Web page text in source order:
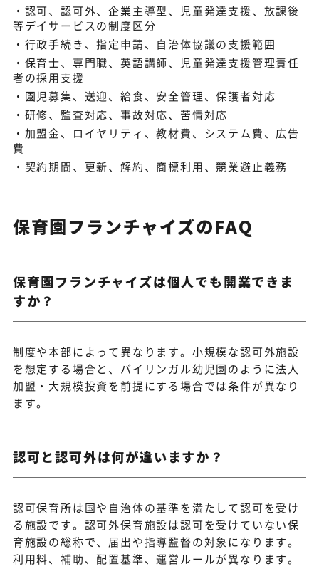
認可、認可外、企業主導型、児童発達支援、放課後
等デイサービスの制度区分
行政手続き、指定申請、自治体協議の支援範囲
保育士、専門職、英語講師、児童発達支援管理責任
者の採用支援
園児募集、送迎、給食、安全管理、保護者対応
研修、監査対応、事故対応、苦情対応
加盟金、ロイヤリティ、教材費、システム費、広告
費
契約期間、更新、解約、商標利用、競業避止義務
保育園フランチャイズのFAQ
保育園フランチャイズは個人でも開業できま
すか？
制度や本部によって異なります。小規模な認可外施設
を想定する場合と、バイリンガル幼児園のように法人
加盟・大規模投資を前提にする場合では条件が異なり
ます。
認可と認可外は何が違いますか？
認可保育所は国や自治体の基準を満たして認可を受け
る施設です。認可外保育施設は認可を受けていない保
育施設の総称で、届出や指導監督の対象になります。
利用料、補助、配置基準、運営ルールが異なります。